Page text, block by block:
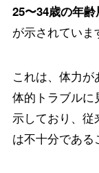
25〜34歳の年
が示されていま
これは、体力
体的トラブルに
示しており、従
は不十分である